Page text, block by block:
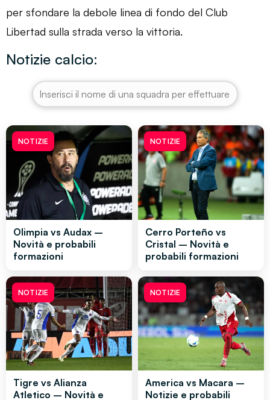
per sfondare la debole linea di fondo del Club
Libertad sulla strada verso la vittoria.
Notizie calcio:
NOTIZIE
Olimpia vs Audax –
Novità e probabili
formazioni
NOTIZIE
Cerro Porteño vs
Cristal – Novità e
probabili formazioni
NOTIZIE
Tigre vs Alianza
Atletico – Novità e
NOTIZIE
America vs Macara –
Notizie e probabili